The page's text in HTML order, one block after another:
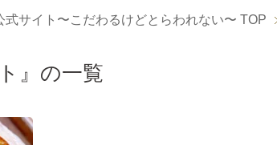
式サイト〜こだわるけどとらわれない〜 TOP
』の一覧